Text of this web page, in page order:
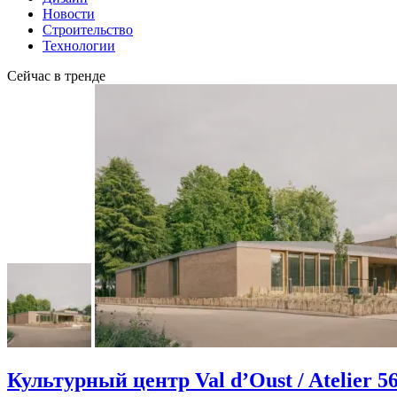
Новости
Строительство
Технологии
Сейчас в тренде
Культурный центр Val d’Oust / Atelier